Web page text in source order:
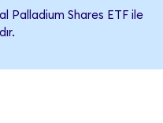
Palladium Shares ETF ile